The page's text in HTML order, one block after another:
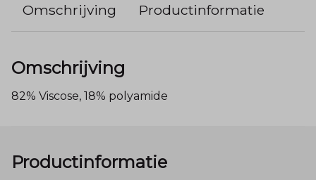
Omschrijving Productinformatie
Omschrijving
82% Viscose, 18% polyamide
Productinformatie